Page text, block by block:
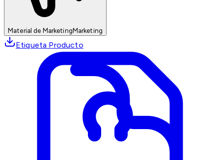
Material de MarketingMarketing
Etiqueta Producto